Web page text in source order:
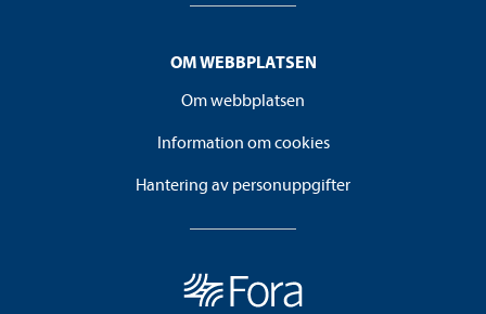
OM WEBBPLATSEN
Om webbplatsen
Information om cookies
Hantering av personuppgifter